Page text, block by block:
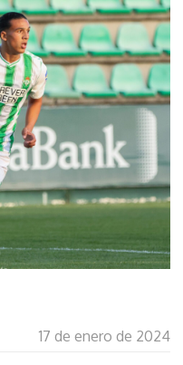
17 de enero de 2024